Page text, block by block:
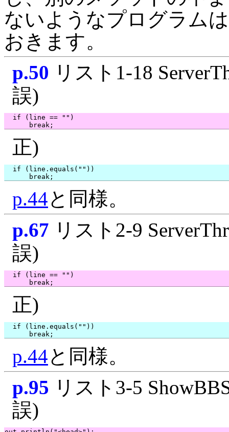
ないようなプログラム
おきます。
p.50 リスト1-18
誤)
  if (line == "")
正)
  if (line.equals(""))
p.44と同様。
p.67 リスト2-9
誤)
  if (line == "")
正)
  if (line.equals(""))
p.44と同様。
p.95 リスト3-5
誤)